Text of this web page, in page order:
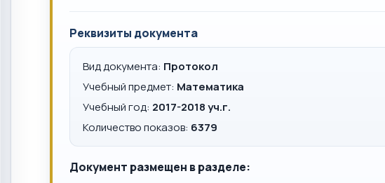
Реквизиты документа
Вид документа: Протокол
Учебный предмет: Математика
Учебный год: 2017-2018 уч.г.
Количество показов: 6379
Документ размещен в разделе: